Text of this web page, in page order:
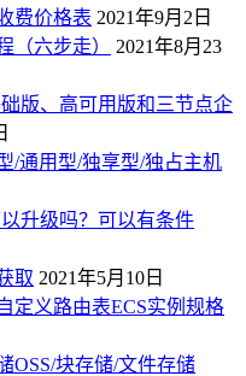
费价格表 2021年9月2日
（六步走）
2021年8月23
版、高可用版和三节点企
/通用型/独享型/独占主机
升级吗？可以有条件
取 2021年5月10日
定义路由表ECS实例规格
OSS/块存储/文件存储